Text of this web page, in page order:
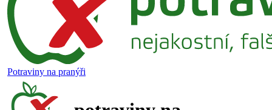
Potraviny na pranýři